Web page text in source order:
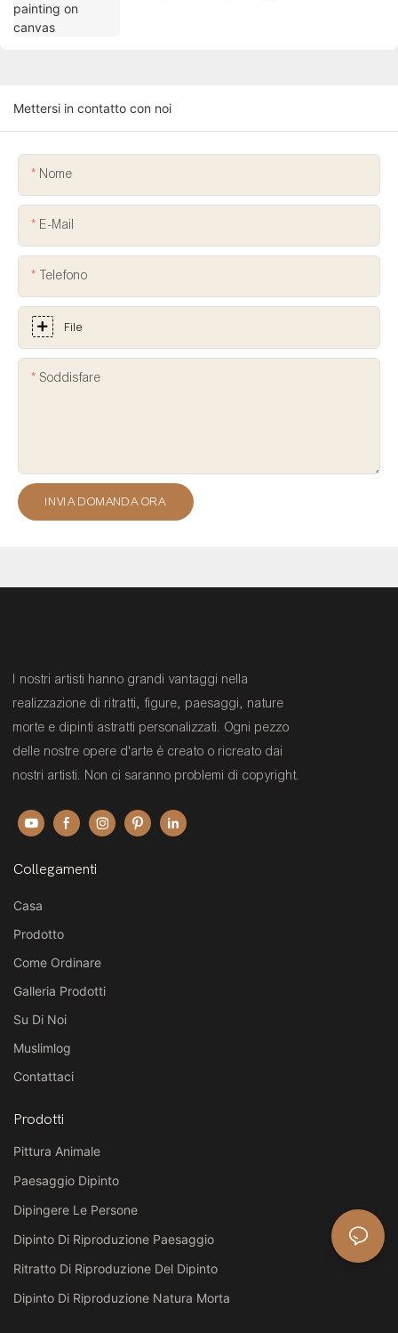
Mettersi in contatto con noi
Nome
E-Mail
Telefono
File
Soddisfare
INVIA DOMANDA ORA
I nostri artisti hanno grandi vantaggi nella
realizzazione di ritratti, figure, paesaggi, nature
morte e dipinti astratti personalizzati. Ogni pezzo
delle nostre opere d'arte è creato o ricreato dai
nostri artisti. Non ci saranno problemi di copyright.
Collegamenti
Casa
Prodotto
Come Ordinare
Galleria Prodotti
Su Di Noi
Muslimlog
Contattaci
Prodotti
Pittura Animale
Paesaggio Dipinto
Dipingere Le Persone
Dipinto Di Riproduzione Paesaggio
Ritratto Di Riproduzione Del Dipinto
Dipinto Di Riproduzione Natura Morta